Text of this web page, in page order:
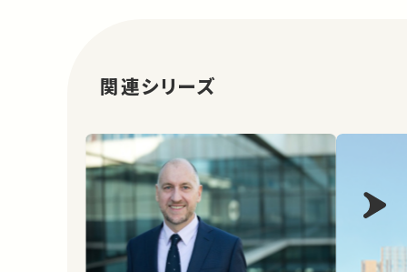
関連シリーズ